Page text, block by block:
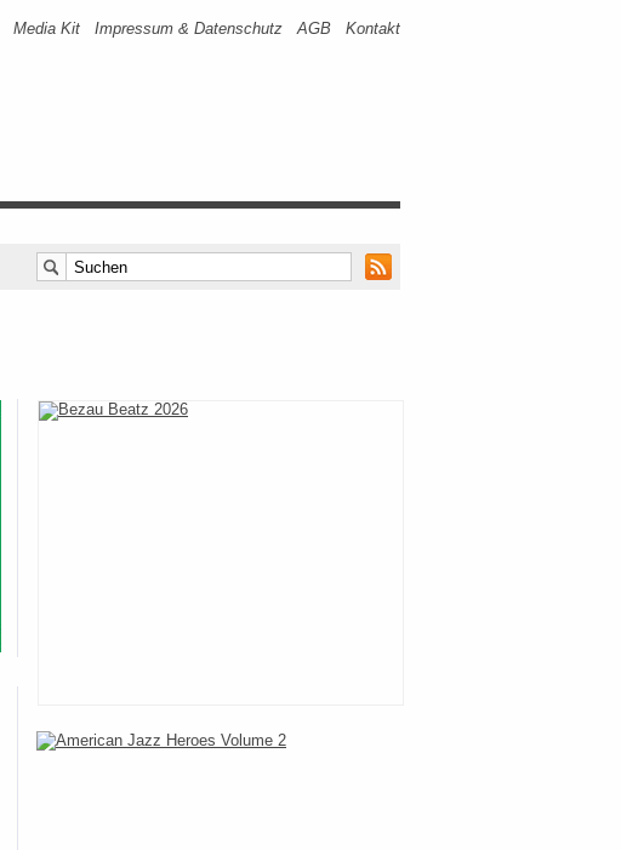
Media Kit Impressum & Datenschutz AGB Kontakt